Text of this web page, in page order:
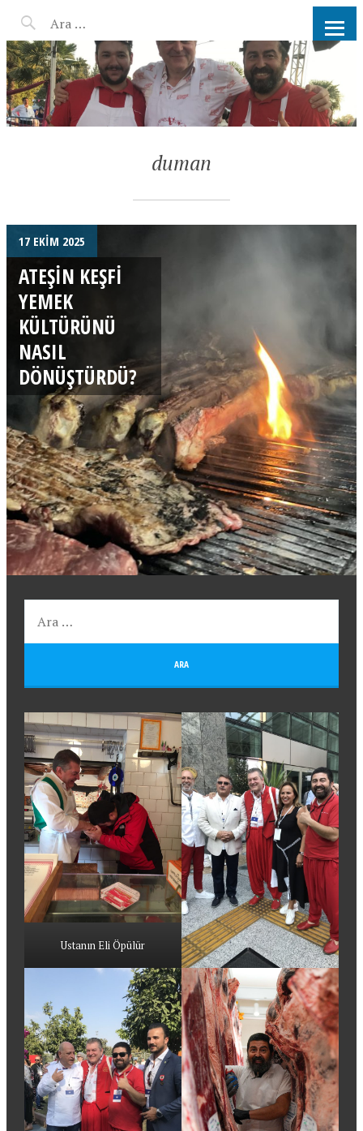
AHMET KATER KÖMÜR
ATEŞINDE BARBEKÜ, IZGARA,
MANGAL PARTISI
HIZMETLERI
duman
17 EKIM 2025
ATEŞIN KEŞFI
YEMEK
KÜLTÜRÜNÜ
NASIL
DÖNÜŞTÜRDÜ?
Ustanın Eli Öpülür